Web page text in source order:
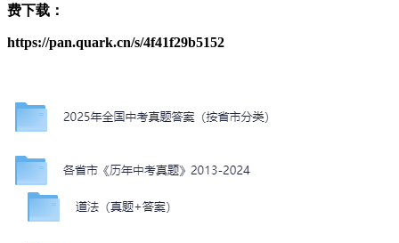
费下载：
https://pan.quark.cn/s/4f41f29b5152